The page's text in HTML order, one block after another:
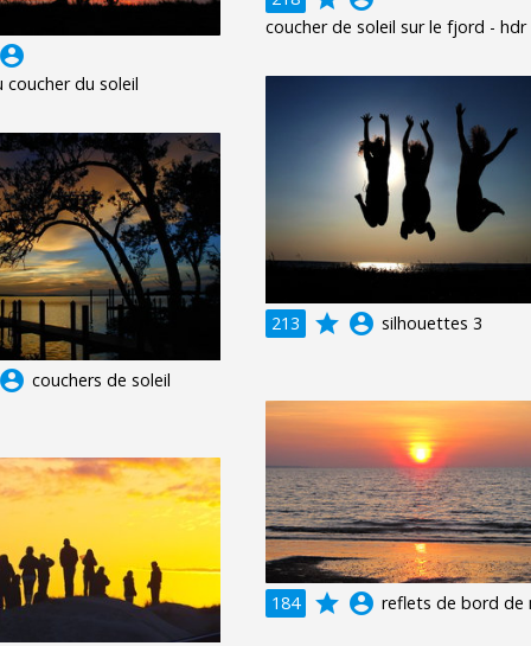
coucher de soleil sur le fjord - hdr
account_circle
coucher du soleil
213 grade account_circle silhouettes 3
account_circle couchers de soleil
184 grade account_circle reflets de bord de